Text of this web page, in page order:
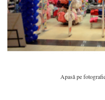
Apasă pe